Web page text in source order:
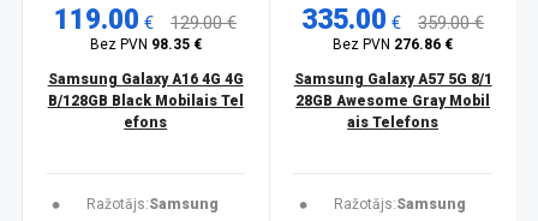
119.00 € 129.00 €
Bez PVN 98.35 €
Samsung Galaxy A16 4G 4G
B/128GB Black Mobilais Tel
efons
Ražotājs:Samsung
335.00 € 359.00 €
Bez PVN 276.86 €
Samsung Galaxy A57 5G 8/1
28GB Awesome Gray Mobil
ais Telefons
Ražotājs:Samsung